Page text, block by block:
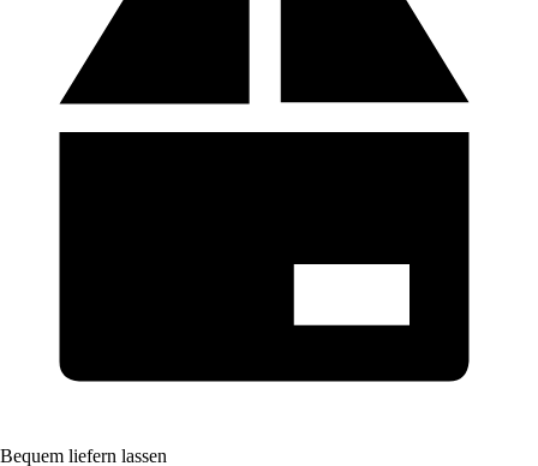
Bequem liefern lassen